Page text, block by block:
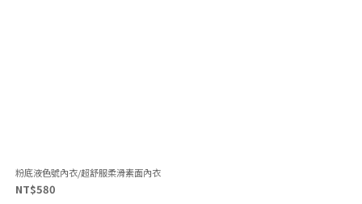
粉底液色號內衣/超舒服柔滑素面內衣
NT$580